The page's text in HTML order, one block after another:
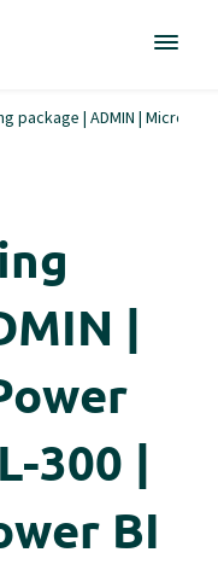
package | ADMIN |
|
300 |
BI